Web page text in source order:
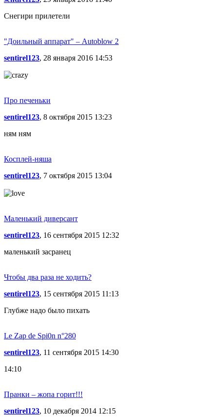
Снегири прилетели
"Доильный аппарат" – Autoblow 2
sentirel123, 28 января 2016 14:53
Про печеньки
sentirel123, 8 октября 2015 13:23
ням ням
Косплей-няша
sentirel123, 7 октября 2015 13:04
Маленький диверсант
sentirel123, 16 сентября 2015 12:32
маленький засранец
Чтобы два раза не ходить?
sentirel123, 15 сентября 2015 11:13
Глубже надо было пихать
Le Zap de Spi0n n°280
sentirel123, 11 сентября 2015 14:30
14:10
Пранки – жопа горит!!!
sentirel123, 10 декабря 2014 12:15